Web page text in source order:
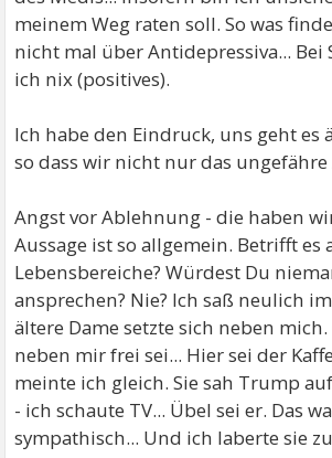
meinem Weg raten soll. So was
nicht mal über Antidepressiva... Bei
ich nix (positives).
Ich habe den Eindruck, uns geht es
so dass wir nicht nur das
Angst vor Ablehnung - die haben
Aussage ist so allgemein. Betrifft es
Lebensbereiche? Würdest Du
ansprechen? Nie? Ich saß neulich
ältere Dame setzte sich neben
neben mir frei sei... Hier sei der
meinte ich gleich. Sie sah Trump
- ich schaute TV... Übel sei er. Das
sympathisch... Und ich laberte sie